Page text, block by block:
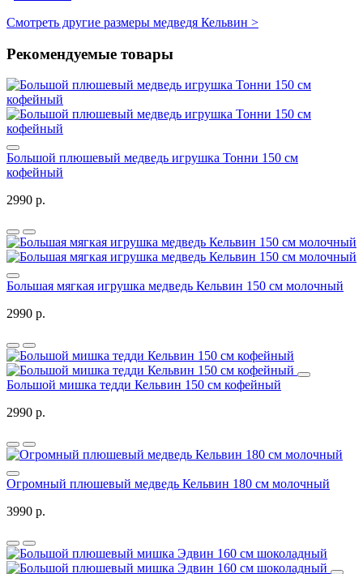
Смотреть другие размеры медведя Кельвин >
Рекомендуемые товары
Большой плюшевый медведь игрушка Тонни 150 см
кофейный
2990 р.
Большая мягкая игрушка медведь Кельвин 150 см молочный
2990 р.
Большой мишка тедди Кельвин 150 см кофейный
2990 р.
Огромный плюшевый медведь Кельвин 180 см молочный
3990 р.